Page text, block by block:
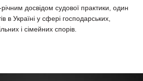
досвідом судової практики, один
в Україні у сфері господарських,
і сімейних спорів.